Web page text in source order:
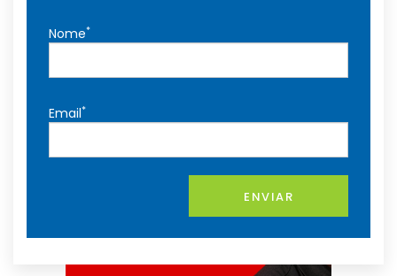
Nome*
Email*
ENVIAR